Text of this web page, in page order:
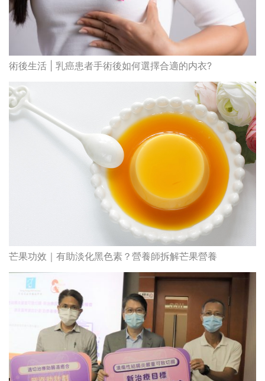
術後生活 | 乳癌患者手術後如何選擇合適的内衣?
芒果功效｜有助淡化黑色素？營養師拆解芒果營養